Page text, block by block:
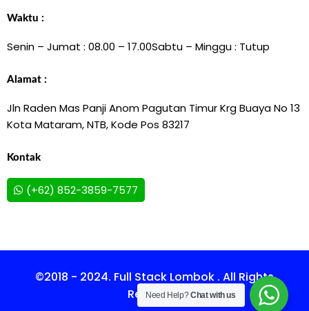
Waktu :
Senin – Jumat : 08.00 – 17.00Sabtu – Minggu : Tutup
Alamat :
Jln Raden Mas Panji Anom Pagutan Timur Krg Buaya No 13
Kota Mataram, NTB, Kode Pos 83217
Kontak
(+62) 852-3859-7577
©2018 - 2024. Full Stack Lombok . All Rights
Reserved.
Need Help?Chat with us